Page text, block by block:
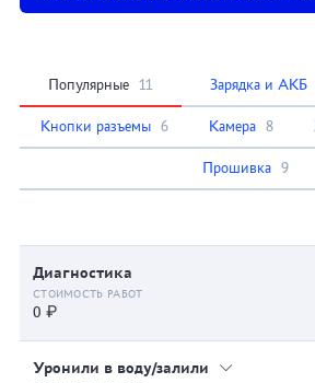
Популярные 11 Зарядка и АКБ
Кнопки разъемы 6 Камера 8
Прошивка 9
Диагностика
0 ₽
Уронили в воду/залили